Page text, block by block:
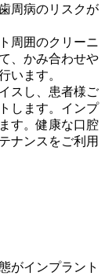
周病のリスクが
周囲のクリーニ
、かみ合わせや
います。
スし、患者様ご
します。インプ
す。健康な口腔
ナンスをご利用
がインプラント